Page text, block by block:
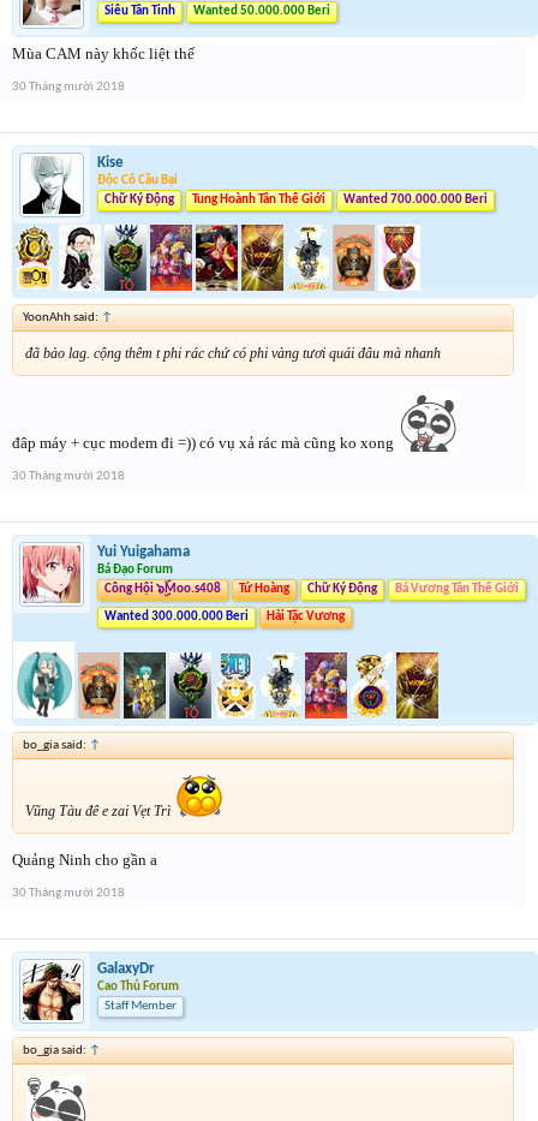
Siêu Tân Tinh
Wanted 50.000.000 Beri
Mùa CAM này khốc liệt thế
30 Tháng mười 2018
Kise
Độc Cô Cầu Bại
Chữ Ký Động
Tung Hoành Tân Thế Giới Wanted 700.000.000 Beri
YoonAhh said: ↑
đã bảo lag. cộng thêm t phi rác chứ có phi vàng tươi quái đâu mà nhanh
đâp máy + cục modem đi =)) có vụ xả rác mà cũng ko xong
30 Tháng mười 2018
Yui Yuigahama
Bá Đạo Forum
Công Hội ๖ۣۜMoo.s408
Tứ Hoàng Chữ Ký Động Bá Vương Tân Thế Giới
Wanted 300.000.000 Beri Hải Tặc Vương
bo_gia said: ↑
Vũng Tàu đê e zai Vẹt Trì
Quảng Ninh cho gần a
30 Tháng mười 2018
GalaxyDr
Cao Thủ Forum
Staff Member
bo_gia said: ↑